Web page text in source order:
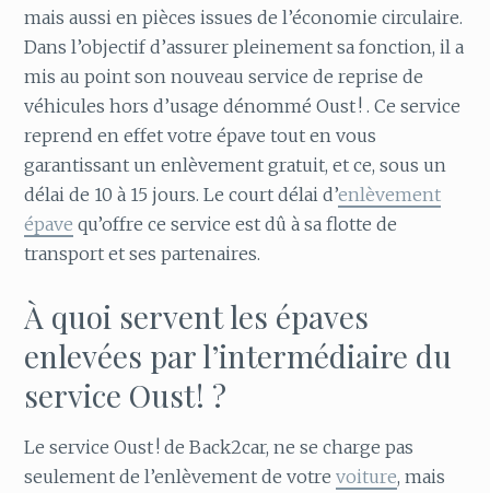
mais aussi en pièces issues de l’économie circulaire.
Dans l’objectif d’assurer pleinement sa fonction, il a
mis au point son nouveau service de reprise de
véhicules hors d’usage dénommé Oust ! . Ce service
reprend en effet votre épave tout en vous
garantissant un enlèvement gratuit, et ce, sous un
délai de 10 à 15 jours. Le court délai d’enlèvement
épave qu’offre ce service est dû à sa flotte de
transport et ses partenaires.
À quoi servent les épaves
enlevées par l’intermédiaire du
service Oust ! ?
Le service Oust ! de Back2car, ne se charge pas
seulement de l’enlèvement de votrevoiture, mais